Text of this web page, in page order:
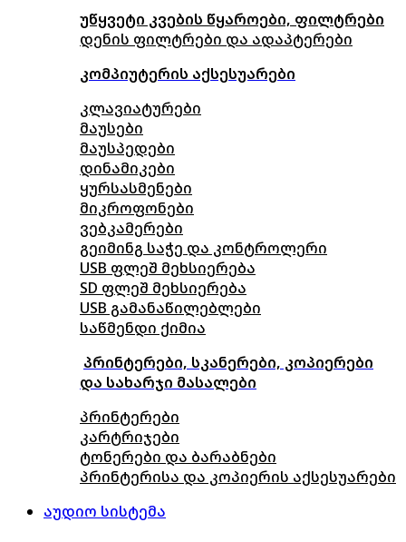
უწყვეტი კვების წყაროები, ფილტრები
დენის ფილტრები და ადაპტერები
კომპიუტერის აქსესუარები
კლავიატურები
მაუსები
მაუსპედები
დინამიკები
ყურსასმენები
მიკროფონები
ვებკამერები
გეიმინგ საჭე და კონტროლერი
USB ფლეშ მეხსიერება
SD ფლეშ მეხსიერება
USB გამანაწილებლები
საწმენდი ქიმია
პრინტერები, სკანერები, კოპიერები
და სახარჯი მასალები
პრინტერები
კარტრიჯები
ტონერები და ბარაბნები
პრინტერისა და კოპიერის აქსესუარები
აუდიო სისტემა